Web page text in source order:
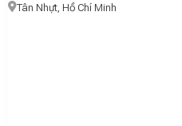
Tân Nhựt, Hồ Chí Minh